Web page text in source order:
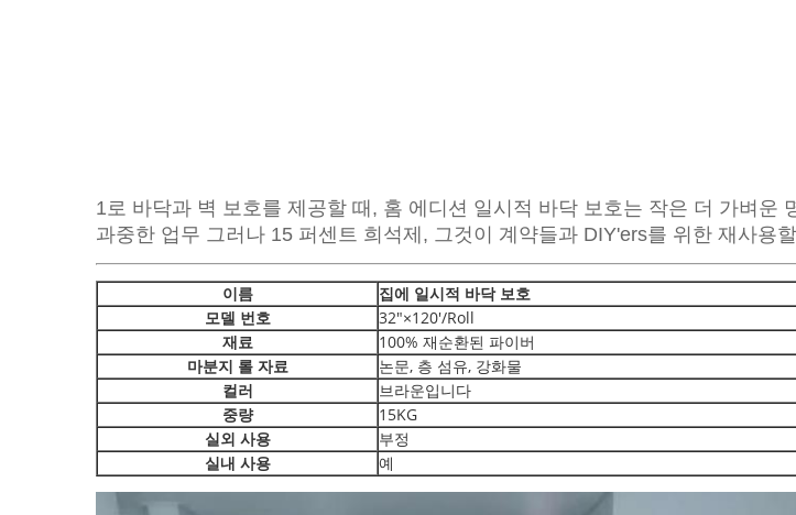
1로 바닥과 벽 보호를 제공할 때, 홈 에디션 일시적 바닥 보호는 작은 더 가벼
과중한 업무 그러나 15 퍼센트 희석제, 그것이 계약들과 DIY'ers를 위한 재사용
이름
집에 일시적 바닥 보호
모델 번호
32"×120'/Roll
재료
100% 재순환된 파이버
마분지 롤 자료
논문, 층 섬유, 강화물
컬러
브라운입니다
중량
15KG
실외 사용
부정
실내 사용
예